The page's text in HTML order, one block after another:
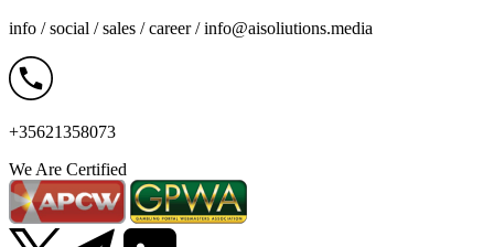
info / social / sales / career /info@aisoliutions.media
+35621358073
We Are Certified